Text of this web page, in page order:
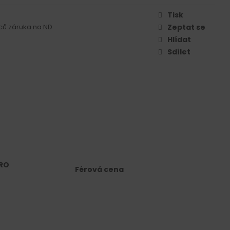
záruka na ND
Tisk
Zeptat se
Hlídat
Sdílet
Férová cena